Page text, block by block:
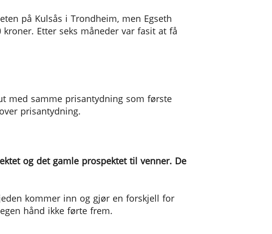
på Kulsås i Trondheim, men Egseth
Etter seks måneder var fasit at få
med samme prisantydning som første
prisantydning.
og det gamle prospektet til venner. De
kommer inn og gjør en forskjell for
hånd ikke førte frem.